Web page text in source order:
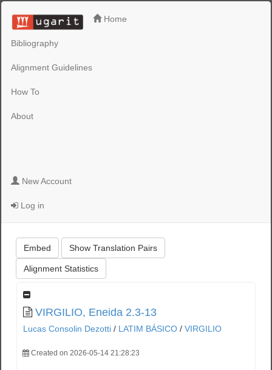
Home
Bibliography
Alignment Guidelines
How To
About
New Account
Log in
Embed Show Translation Pairs
Alignment Statistics
VIRGILIO, Eneida 2.3-13
Lucas Consolin Dezotti/ LATIM BÁSICO/ VIRGILIO
Created on 2026-05-14 21:28:23